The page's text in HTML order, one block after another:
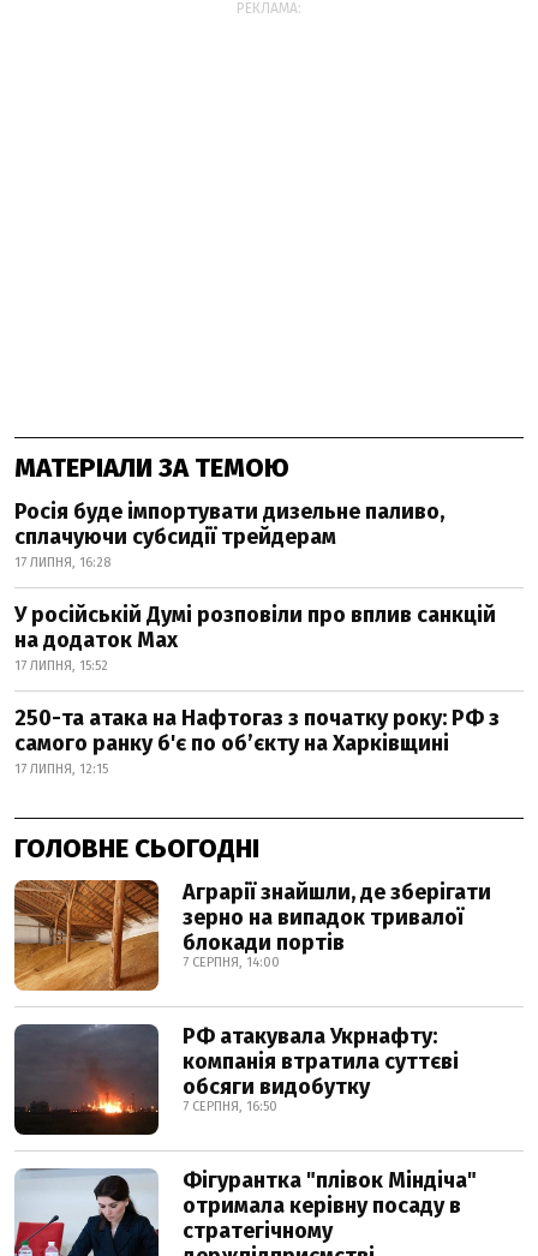
РЕКЛАМА:
МАТЕРІАЛИ ЗА ТЕМОЮ
Росія буде імпортувати дизельне паливо,
сплачуючи субсидії трейдерам
17 ЛИПНЯ, 16:28
У російській Думі розповіли про вплив санкцій
на додаток Мах
17 ЛИПНЯ, 15:52
250-та атака на Нафтогаз з початку року: РФ з
самого ранку б'є по об’єкту на Харківщині
17 ЛИПНЯ, 12:15
ГОЛОВНЕ СЬОГОДНІ
Аграрії знайшли, де зберігати
зерно на випадок тривалої
блокади портів
7 СЕРПНЯ, 14:00
РФ атакувала Укрнафту:
компанія втратила суттєві
обсяги видобутку
7 СЕРПНЯ, 16:50
Фігурантка "плівок Міндіча"
отримала керівну посаду в
стратегічному